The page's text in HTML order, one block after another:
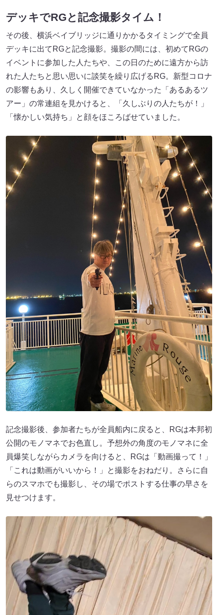
デッキでRGと記念撮影タイム！
その後、横浜ベイブリッジに通りかかるタイミングで全員
デッキに出てRGと記念撮影。撮影の間には、初めてRGの
イベントに参加した人たちや、この日のために遠方から訪
れた人たちと思い思いに談笑を繰り広げるRG。新型コロナ
の影響もあり、久しく開催できていなかった「あるあるツ
アー」の常連組を見かけると、「久しぶりの人たちが！」
「懐かしい気持ち」と顔をほころばせていました。
記念撮影後、参加者たちが全員船内に戻ると、RGは本邦初
公開のモノマネでお色直し。予想外の角度のモノマネに全
員爆笑しながらカメラを向けると、RGは「動画撮って！」
「これは動画がいいから！」と撮影をおねだり。さらに自
らのスマホでも撮影し、その場でポストする仕事の早さを
見せつけます。